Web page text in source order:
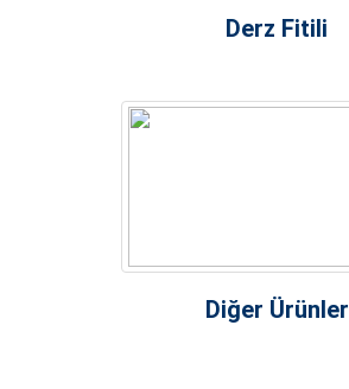
Derz Fitili
Diğer Ürünler